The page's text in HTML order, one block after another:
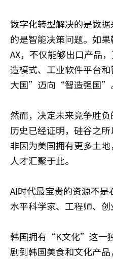
数字化转型解决的是数
的是智能决策问题。如
AX，不仅能够出口产品
造模式、工业软件平台
大国”迈向“智造强国”
然而，决定未来竞争胜负
历史已经证明，硅谷之
非因为美国拥有更多土
人才汇聚于此。
AI时代最宝贵的资源不
水平科学家、工程师、创
韩国拥有“K文化”这一
剧到韩国美食和文化产